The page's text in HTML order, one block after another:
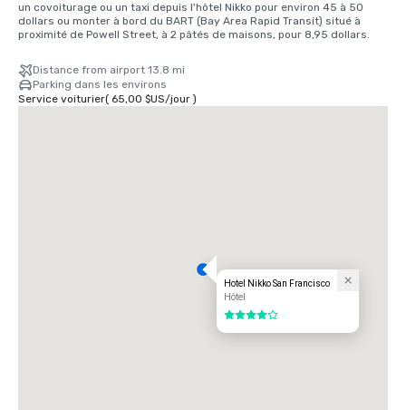
un covoiturage ou un taxi depuis l'hôtel Nikko pour environ 45 à 50
dollars ou monter à bord du BART (Bay Area Rapid Transit) situé à
proximité de Powell Street, à 2 pâtés de maisons, pour 8,95 dollars.
Distance from airport 13.8 mi
Parking dans les environs
Service voiturier( 65,00 $US/jour)
Hotel Nikko San Francisco
Hôtel
4 sur 5